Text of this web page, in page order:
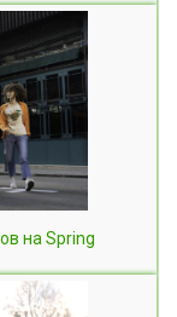
на Spring